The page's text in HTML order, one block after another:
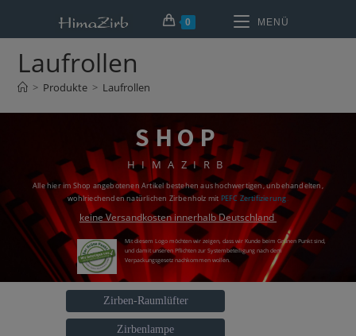
0 MENÜ
Laufrollen
> Produkte > Laufrollen
SHOP
HIMAZIRB
Alle hier im Shop angebotenen Artikel bestehen aus hochwertigen, unbehandelten,
wohlriechenden natürlichen Zirbenholz mit PEFC Zertifizierung
keine Versandkosten innerhalb Deutschland
Mit diesem Logo möchten wir zeigen, dass wir Kunde beim Grünen Punkt sind,
und damit unseren Pflichten zur Systembeteiligung nach dem
Verpackungsgesetz nachkommen wollen.
Zirben-Raumlüfter
Zirbenlampe